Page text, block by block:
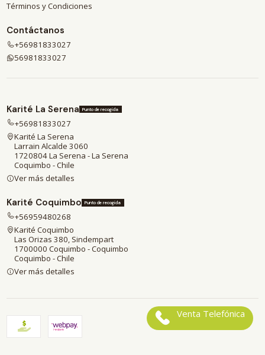
Términos y Condiciones
Contáctanos
+56981833027
56981833027
Karité La Serena Punto de recogida
+56981833027
Karité La Serena
Larrain Alcalde 3060
1720804 La Serena - La Serena
Coquimbo - Chile
Ver más detalles
Karité Coquimbo Punto de recogida
+56959480268
Karité Coquimbo
Las Orizas 380, Sindempart
1700000 Coquimbo - Coquimbo
Coquimbo - Chile
Ver más detalles
Venta Telefónica